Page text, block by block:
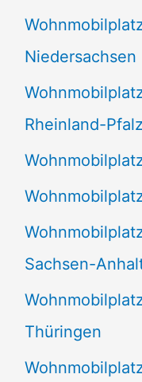
Niedersachsen
Rheinland-Pfalz
Sachsen-
Thüringen